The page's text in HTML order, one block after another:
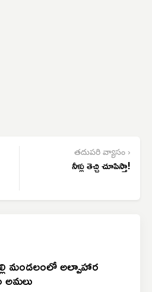
తదుపరి వ్యాసం ›
నీళ్లు తెచ్చి చూపిస్తా!
మండలంలో అల్పాహార
అమలు